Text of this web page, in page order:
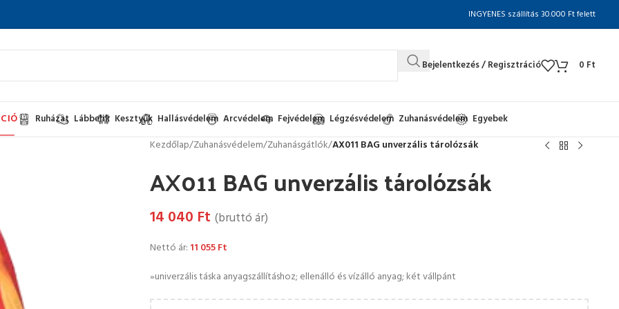
INGYENES szállítás 30.000 Ft felett
Bejelentkezés / Regisztráció 0 Ft
Ruházat Lábbelik Kesztyűk Hallásvédelem Arcvédelem Fejvédelem Légzésvédelem Zuhanásvédelem Egyebek
Kezdőlap/Zuhanásvédelem/Zuhanásgátlók/AX011 BAG unverzális tárolózsák
AX011 BAG unverzális tárolózsák
14 040 Ft (bruttó ár)
Nettó ár: 11 055Ft
»univerzális táska anyagszállításhoz; ellenálló és vízálló anyag; két vállpánt